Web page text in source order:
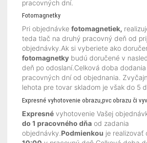
pracovných dní.
Fotomagnetky
Pri objednávke fotomagnetiek,
teda tlač na druhý pracovný deň od
objednávky.Ak si vyberiete ako
fotomagnetky budú doručené v
deň po odoslaní.Celková doba
pracovných dní od objednania.
lehota pre tovar skladom je však do 5
Expresné vyhotovenie obrazu,pvc obrazu či
Expresné vyhotovenie Vašej
do 1 pracovného dňa od zadania
objednávky.Podmienkou je realizovať